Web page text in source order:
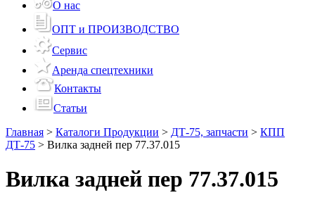
О нас
ОПТ и ПРОИЗВОДСТВО
Сервис
Аренда спецтехники
Контакты
Статьи
Главная > Каталоги Продукции > ДТ-75, запчасти > КПП
ДТ-75 > Вилка задней пер 77.37.015
Вилка задней пер 77.37.015